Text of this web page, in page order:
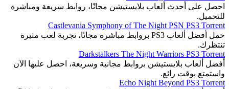
احصل على أحدث ألعاب بلايستيشن مجانًا، روابط سريعة ومباشرة
للتحميل.
Castlevania Symphony of The Night PSN PS3 Torrent
حمل أفضل ألعاب PS3 بروابط مباشرة مجانًا، تجربة لعب مثيرة
تنتظرك.
Darkstalkers The Night Warriors PS3 Torrent
أفضل ألعاب بلايستيشن بروابط مجانية وسريعة، احصل عليها الآن
واستمتع بوقت رائع.
Echo Night Beyond PS3 Torrent